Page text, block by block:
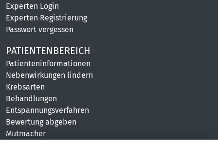
Experten Login
Experten Registrierung
Passwort vergessen
PATIENTENBEREICH
Patienteninformationen
Nebenwirkungen lindern
Krebsarten
Behandlungen
Entspannungsverfahren
Bewertung abgeben
Mutmacher